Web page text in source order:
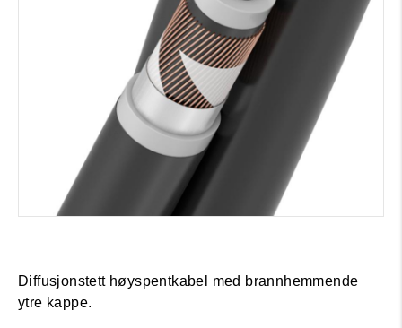
Diffusjonstett høyspentkabel med brannhemmende
ytre kappe.